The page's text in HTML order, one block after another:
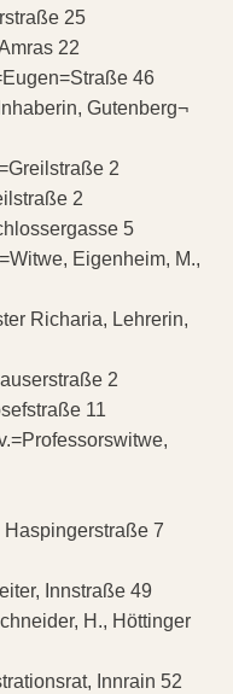
25
22
46
Gutenberg¬
2
2
5
Eigenheim, M.,
Richaria, Lehrerin,
2
11
7
Innstraße 49
H., Höttinger
Innrain 52